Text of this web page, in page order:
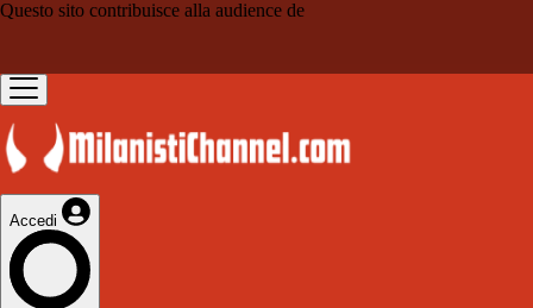
Questo sito contribuisce alla audience de
Accedi